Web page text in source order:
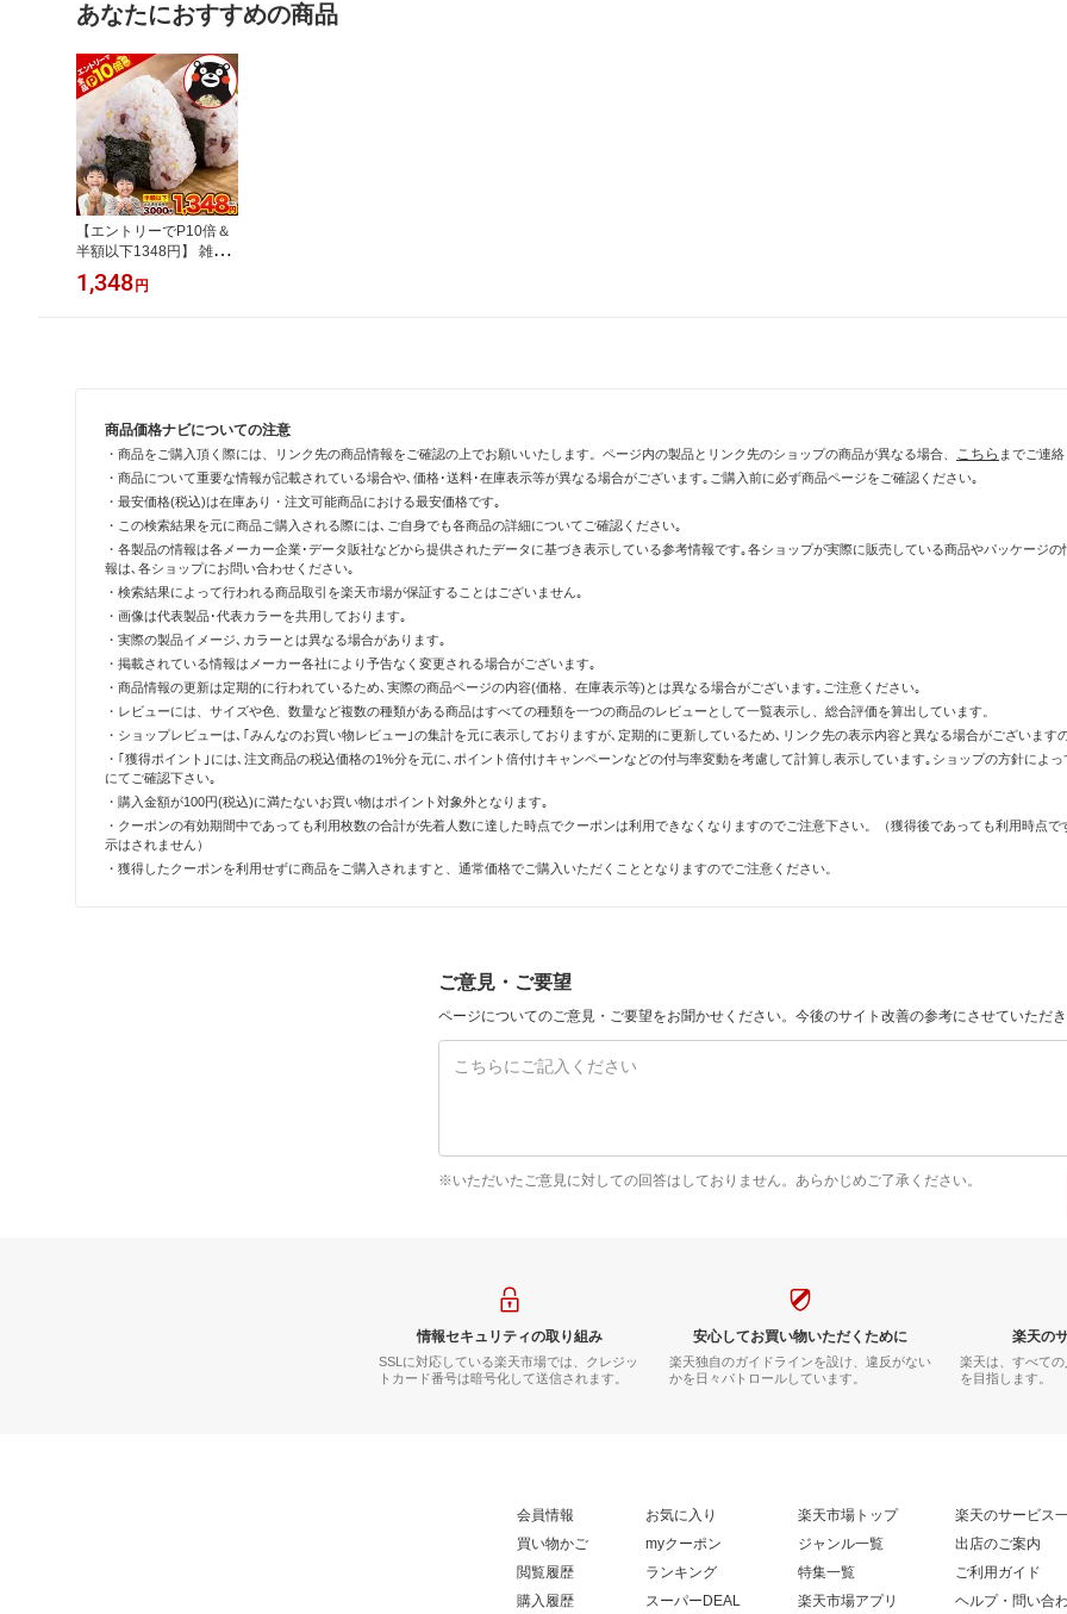
あなたにおすすめの商品
【エントリーでP10倍＆
半額以下1348円】 雑穀
雑穀米 国産 送料無料 国
産二十五雑穀米 大容量 9
1,348 円
商品価格ナビについての注意
・商品をご購入頂く際には、リンク先の商品情報をご確認の上でお願いいたします。ページ内の製品とリンク先のショップの商品が異なる場合、 こちら までご連絡
・商品について重要な情報が記載されている場合や､価格･送料･在庫表示等が異なる場合がございます｡ご購入前に必ず商品ページをご確認ください｡
・最安価格(税込)は在庫あり・注文可能商品における最安価格です｡
・この検索結果を元に商品ご購入される際には､ご自身でも各商品の詳細についてご確認ください｡
・各製品の情報は各メーカー企業･データ販社などから提供されたデータに基づき表示している参考情報です｡各ショップが実際に販売している商品やパッケージ
報は､各ショップにお問い合わせください｡
・検索結果によって行われる商品取引を楽天市場が保証することはございません｡
・画像は代表製品･代表カラーを共用しております｡
・実際の製品イメージ､カラーとは異なる場合があります｡
・掲載されている情報はメーカー各社により予告なく変更される場合がございます｡
・商品情報の更新は定期的に行われているため､実際の商品ページの内容(価格、在庫表示等)とは異なる場合がございます｡ご注意ください｡
・レビューには、サイズや色、数量など複数の種類がある商品はすべての種類を一つの商品のレビューとして一覧表示し、総合評価を算出しています。
・ショップレビューは､｢みんなのお買い物レビュー｣の集計を元に表示しておりますが､定期的に更新しているため､リンク先の表示内容と異なる場合がございます
・｢獲得ポイント｣には､注文商品の税込価格の1%分を元に､ポイント倍付けキャンペーンなどの付与率変動を考慮して計算し表示しています｡ショップの方針によ
にてご確認下さい｡
・購入金額が100円(税込)に満たないお買い物はポイント対象外となります｡
・クーポンの有効期間中であっても利用枚数の合計が先着人数に達した時点でクーポンは利用できなくなりますのでご注意下さい。（獲得後であっても利用時点
示はされません）
・獲得したクーポンを利用せずに商品をご購入されますと、通常価格でご購入いただくこととなりますのでご注意ください。
ご意見・ご要望
ページについてのご意見・ご要望をお聞かせください。今後のサイト改善の参考にさせていただき
※いただいたご意見に対しての回答はしておりません。あらかじめご了承ください。
情報セキュリティの取り組み
SSLに対応している楽天市場では、クレジッ
トカード番号は暗号化して送信されます。
安心してお買い物いただくために
楽天独自のガイドラインを設け、違反がない
かを日々パトロールしています。
楽天の
楽天は、すべて
を目指します。
会員情報
買い物かご
閲覧履歴
購入履歴
お気に入り
myクーポン
ランキング
スーパーDEAL
楽天市場トップ
ジャンル一覧
特集一覧
楽天市場アプリ
楽天のサービス
出店のご案内
ご利用ガイド
ヘルプ・問い合